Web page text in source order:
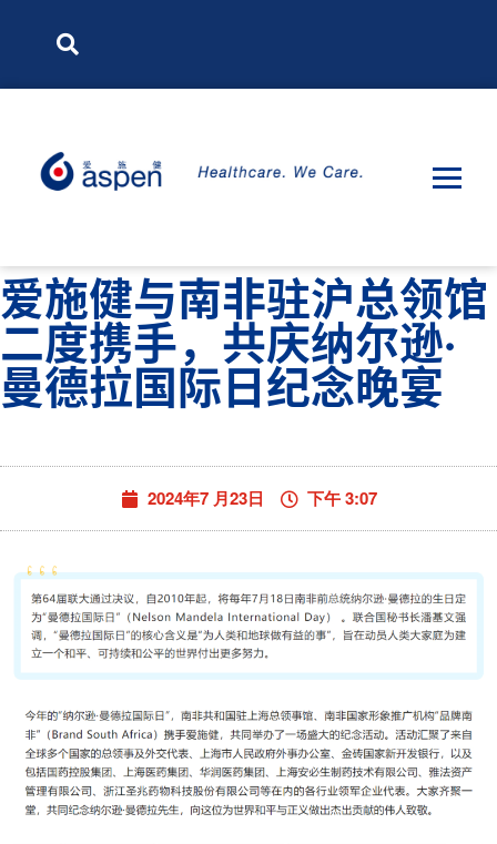
爱施健与南非驻沪总领馆
二度携手，共庆纳尔逊·
曼德拉国际日纪念晚宴
2024年7 月23日 下午 3:07